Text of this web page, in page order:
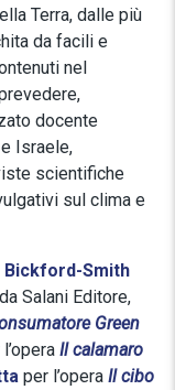
Terra, dalle più
da facili e
nel
docente
Israele,
scientifiche
sul clima e
Bickford-Smith
Salani Editore,
Green
Il calamaro
per l’opera Il cibo